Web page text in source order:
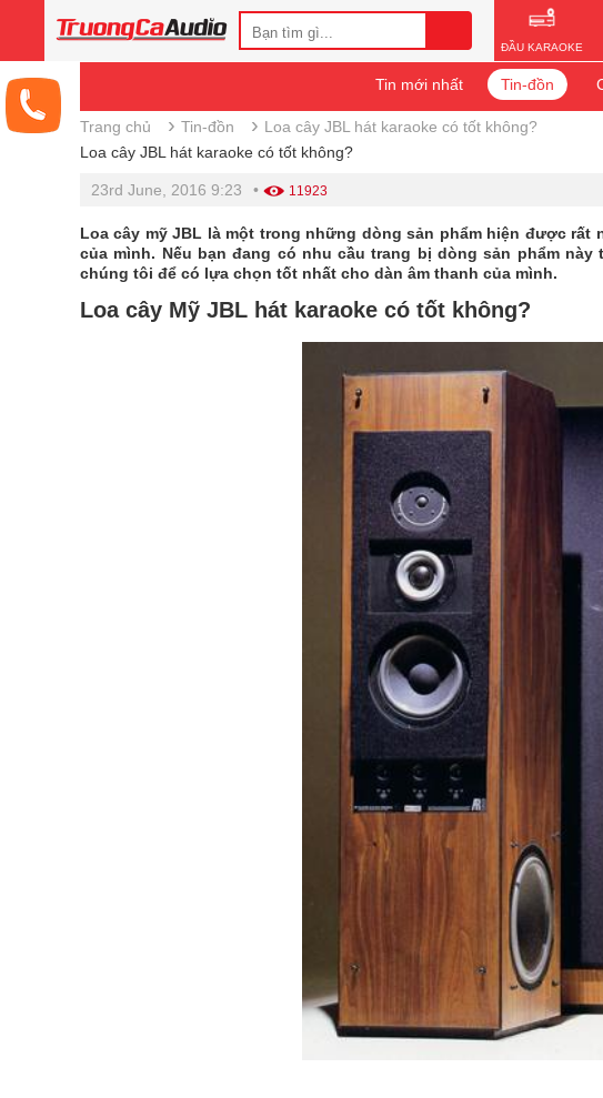
ĐẦU KARAOKE
Tin mới nhất Tin-đồn
Trang chủ › Tin-đồn › Loa cây JBL hát karaoke có tốt không?
Loa cây JBL hát karaoke có tốt không?
23rd June, 2016 9:23 • 11923
Loa cây mỹ JBL là một trong những dòng sản phẩm hiện được
của mình. Nếu bạn đang có nhu cầu trang bị dòng sản phẩm
chúng tôi để có lựa chọn tốt nhất cho dàn âm thanh của mình.​
Loa cây Mỹ JBL hát karaoke có tốt không?